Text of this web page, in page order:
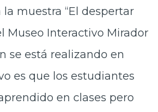
muestra “El despertar
Museo Interactivo Mirador
se está realizando en
es que los estudiantes
en clases pero